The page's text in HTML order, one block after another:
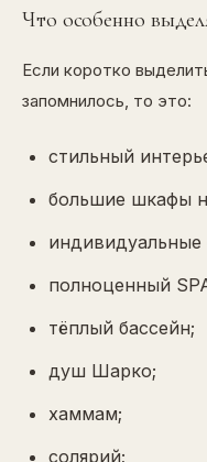
Что особенно
Если коротко
запомнилось, то это:
стильный
большие шкафы
индивидуальные
полноценный
тёплый бассейн;
душ Шарко;
хаммам;
солярий;